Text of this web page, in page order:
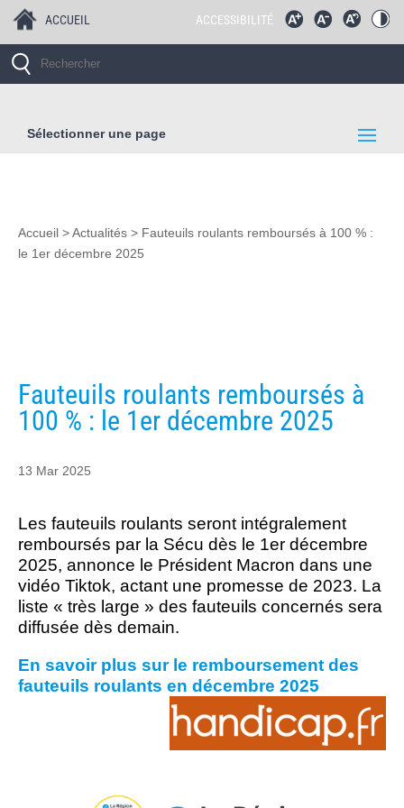
ACCUEIL ACCESSIBILITÉ
Sélectionner une page
Accueil > Actualités > Fauteuils roulants remboursés à 100 % :
le 1er décembre 2025
Fauteuils roulants remboursés à
100 % : le 1er décembre 2025
13 Mar 2025
Les fauteuils roulants seront intégralement
remboursés par la Sécu dès le 1er décembre
2025, annonce le Président Macron dans une
vidéo Tiktok, actant une promesse de 2023. La
liste « très large » des fauteuils concernés sera
diffusée dès demain.
En savoir plus sur le remboursement des
fauteuils roulants en décembre 2025